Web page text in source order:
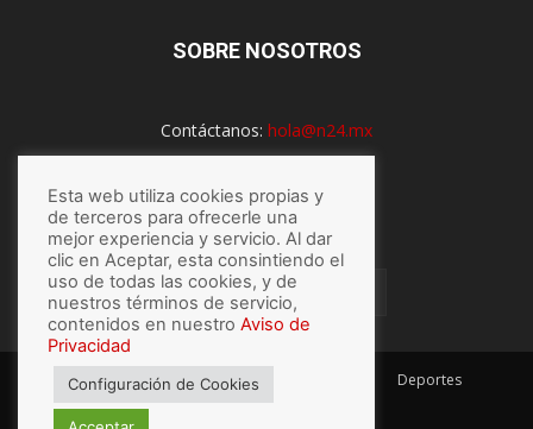
SOBRE NOSOTROS
Contáctanos: hola@n24.mx
SÍGUENOS
México Mundo Economía
Deportes
Espectaculos
Esta web utiliza cookies propias y
de terceros para ofrecerle una
mejor experiencia y servicio. Al dar
clic en Aceptar, esta consintiendo el
uso de todas las cookies, y de
nuestros términos de servicio,
contenidos en nuestro Aviso de
Privacidad
Configuración de Cookies